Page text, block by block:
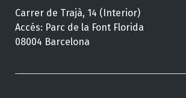
Carrer de Trajà, 14 (Interior)
Accés: Parc de la Font Florida
08004 Barcelona